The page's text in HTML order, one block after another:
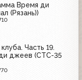
Время ди
(Рязань))
Часть 19.
джеев (СТС-35